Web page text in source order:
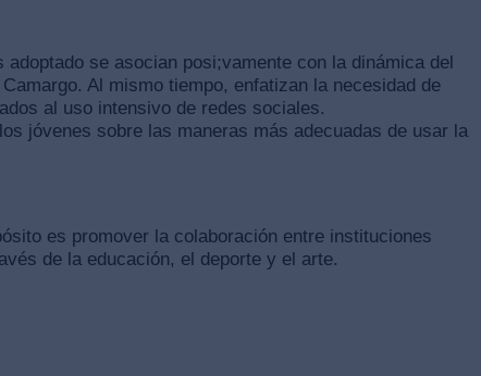
se asocian posi;vamente con la dinámica del
Al mismo tiempo, enfatizan la necesidad de
al uso intensivo de redes sociales.
jóvenes sobre las maneras más adecuadas de usar la
es promover la colaboración entre instituciones
de la educación, el deporte y el arte.